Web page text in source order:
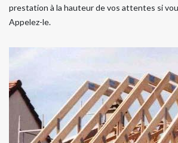
prestation à la hauteur de vos attentes si
Appelez-le.